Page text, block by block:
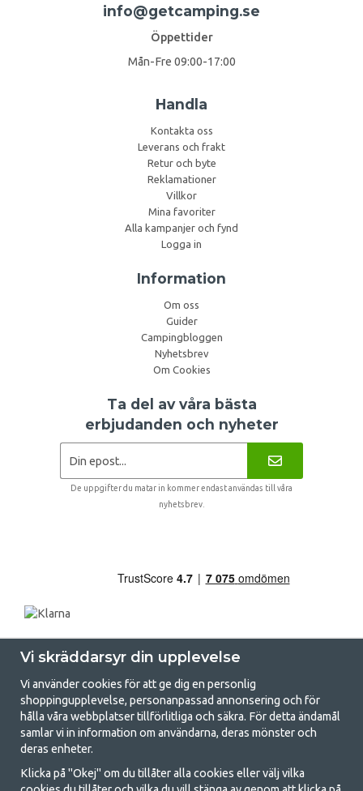
info@getcamping.se
Öppettider
Mån-Fre 09:00-17:00
Handla
Kontakta oss
Leverans och frakt
Retur och byte
Reklamationer
Villkor
Mina favoriter
Alla kampanjer och fynd
Logga in
Information
Om oss
Guider
Campingbloggen
Nyhetsbrev
Om Cookies
Ta del av våra bästa
erbjudanden och nyheter
De uppgifter du matar in kommer endast användas till våra
nyhetsbrev.
GetCamping.se - Din butik för camping
och uteliv
Vi skräddarsyr din upplevelse
Vi använder cookies för att ge dig en personlig
shoppingupplevelse, personanpassad annonsering och för
hålla våra webbplatser tillförlitliga och säkra. För detta ändamål
samlar vi in information om användarna, deras mönster och
deras enheter.
Klicka på "Okej" om du tillåter alla cookies eller välj vilka